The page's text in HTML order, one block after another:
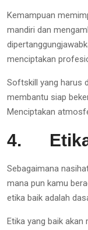
Kemampuan
mandiri dan
menciptakan
Softskill yang harus
membantu siap
Menciptakan
4.
Sebagaimana
mana pun kamu
etika baik adalah
Etika yang baik